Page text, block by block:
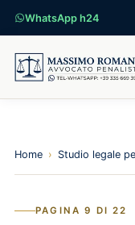
WhatsApp h24
Home › Studio legale
PAGINA 9 DI 22